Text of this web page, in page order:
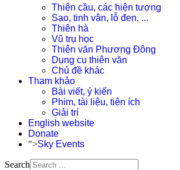
Thiên cầu, các hiện tượng
Sao, tinh vân, lỗ đen, ...
Thiên hà
Vũ trụ học
Thiên văn Phương Đông
Dụng cụ thiên văn
Chủ đề khác
Tham khảo
Bài viết, ý kiến
Phim, tài liệu, tiện ích
Giải trí
English website
Donate
">Sky Events
Search